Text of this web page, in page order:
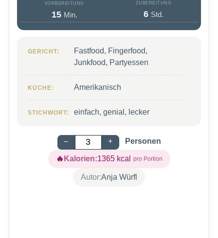
VORBEREITUNG
15Minuten
Min.
ZUBEREITUNG
6Stunden
Std.
GERICHT:
Fastfood, Fingerfood,
Junkfood, Partyessen
KÜCHE: Amerikanisch
STICHWORT: einfach, genial, lecker
– + Personen
Kalorien:1365 kcal
Autor:Anja Würfl